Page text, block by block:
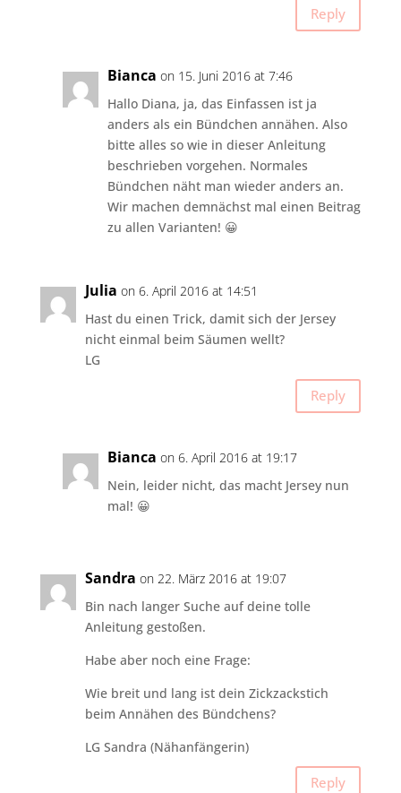
Reply
Bianca on 15. Juni 2016 at 7:46
Hallo Diana, ja, das Einfassen ist ja
anders als ein Bündchen annähen. Also
bitte alles so wie in dieser Anleitung
beschrieben vorgehen. Normales
Bündchen näht man wieder anders an.
Wir machen demnächst mal einen Beitrag
zu allen Varianten! 😀
Julia on 6. April 2016 at 14:51
Hast du einen Trick, damit sich der Jersey
nicht einmal beim Säumen wellt?
LG
Reply
Bianca on 6. April 2016 at 19:17
Nein, leider nicht, das macht Jersey nun
mal! 😀
Sandra on 22. März 2016 at 19:07
Bin nach langer Suche auf deine tolle
Anleitung gestoßen.
Habe aber noch eine Frage:
Wie breit und lang ist dein Zickzackstich
beim Annähen des Bündchens?
LG Sandra (Nähanfängerin)
Reply